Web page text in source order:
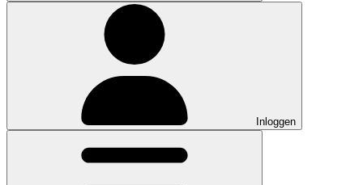
Inloggen